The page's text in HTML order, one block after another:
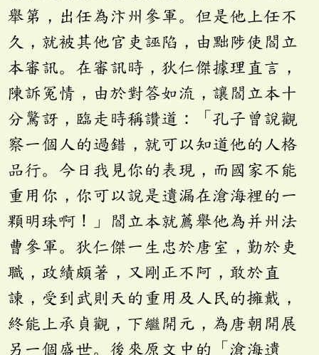
舉第，出任為汴州參軍。但是他上任不
久，就被其他官吏誣陷，由黜陟使閻立
本審訊。在審訊時，狄仁傑據理直言，
陳訴冤情，由於對答如流，讓閻立本十
分驚訝，臨走時稱讚道：「孔子曾說觀
察一個人的過錯，就可以知道他的人格
品行。今日我見你的表現，而國家不能
重用你，你可以說是遺漏在滄海裡的一
顆明珠啊！」閻立本就薦舉他為并州法
曹參軍。狄仁傑一生忠於唐室，勤於吏
職，政績頗著，又剛正不阿，敢於直
諫，受到武則天的重用及人民的擁戴，
終能上承貞觀，下繼開元，為唐朝開展
另一個盛世。後來原文中的「滄海遺